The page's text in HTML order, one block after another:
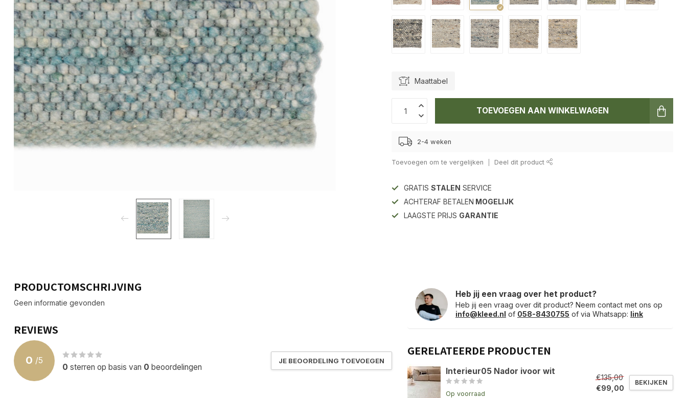
Maattabel
TOEVOEGEN AAN WINKELWAGEN
2-4 weken
Toevoegen om te vergelijken Deel dit product
GRATISSTALEN SERVICE
ACHTERAF BETALEN MOGELIJK
LAAGSTE PRIJS GARANTIE
PRODUCTOMSCHRIJVING
Geen informatie gevonden
REVIEWS
0 /5
0 sterren op basis van 0 beoordelingen
JE BEOORDELING TOEVOEGEN
Heb jij een vraag over het product?
Heb jij een vraag over dit product? Neem contact met ons op
info@kleed.nl of 058-8430755 of via Whatsapp: link
GERELATEERDE PRODUCTEN
Interieur05 Nador ivoor wit
Op voorraad
€135,00
€99,00
BEKIJKEN